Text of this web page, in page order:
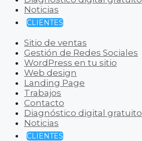
Noticias
CLIENTES
Sitio de ventas
Gestión de Redes Sociales
WordPress en tu sitio
Web design
Landing Page
Trabajos
Contacto
Diagnóstico digital gratuito
Noticias
CLIENTES